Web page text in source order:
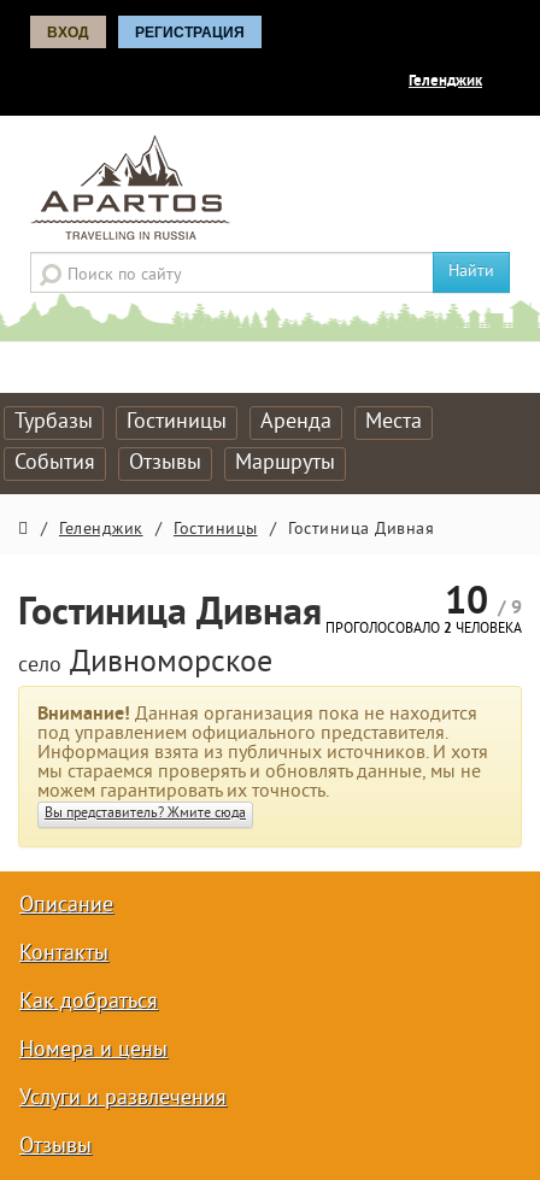
ВХОД РЕГИСТРАЦИЯ
Геленджик
Найти
Турбазы Гостиницы Аренда
Места
События
Отзывы Маршруты
/ Геленджик / Гостиницы / Гостиница Дивная
Гостиница Дивная
село Дивноморское
10 / 9
ПРОГОЛОСОВАЛО 2 ЧЕЛОВЕКА
Внимание! Данная организация пока не находится
под управлением официального представителя.
Информация взята из публичных источников. И хотя
мы стараемся проверять и обновлять данные, мы не
можем гарантировать их точность.
Вы представитель? Жмите сюда
Описание
Контакты
Как добраться
Номера и цены
Услуги и развлечения
Отзывы